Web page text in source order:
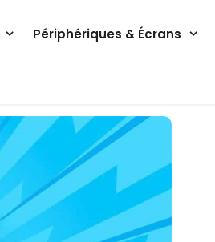
Périphériques & Écrans